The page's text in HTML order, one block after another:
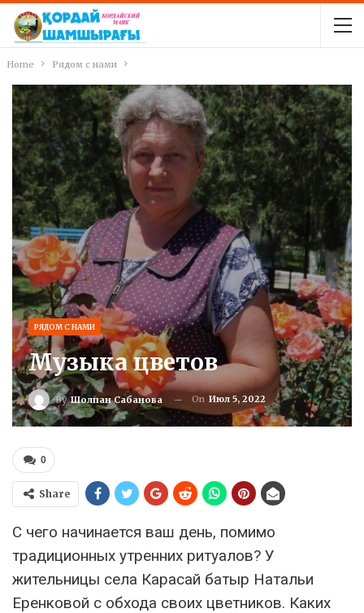
Home Рядом с нами
РЯДОМ С НАМИ
Музыка цветов
ByШолпан Сабанова On Июл 5, 2022
0
Share
С чего начинается ваш день, помимо
традиционных утренних ритуалов? У
жительницы села Карасай батыр Натальи
Еренковой с обхода своих цветников. Каких